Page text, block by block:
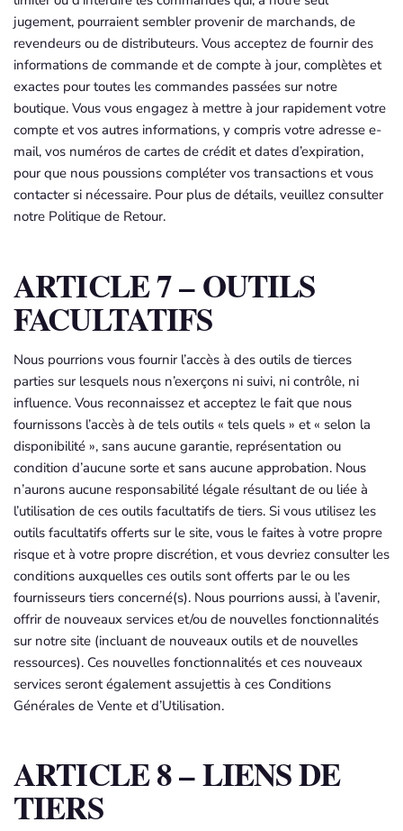
jugement, pourraient sembler provenir de marchands, de
revendeurs ou de distributeurs. Vous acceptez de fournir des
informations de commande et de compte à jour, complètes et
exactes pour toutes les commandes passées sur notre
boutique. Vous vous engagez à mettre à jour rapidement votre
compte et vos autres informations, y compris votre adresse e-
mail, vos numéros de cartes de crédit et dates d’expiration,
pour que nous poussions compléter vos transactions et vous
contacter si nécessaire. Pour plus de détails, veuillez consulter
notre Politique de Retour.
ARTICLE 7 – OUTILS
FACULTATIFS
Nous pourrions vous fournir l’accès à des outils de tierces
parties sur lesquels nous n’exerçons ni suivi, ni contrôle, ni
influence. Vous reconnaissez et acceptez le fait que nous
fournissons l’accès à de tels outils « tels quels » et « selon la
disponibilité », sans aucune garantie, représentation ou
condition d’aucune sorte et sans aucune approbation. Nous
n’aurons aucune responsabilité légale résultant de ou liée à
l’utilisation de ces outils facultatifs de tiers. Si vous utilisez les
outils facultatifs offerts sur le site, vous le faites à votre propre
risque et à votre propre discrétion, et vous devriez consulter les
conditions auxquelles ces outils sont offerts par le ou les
fournisseurs tiers concerné(s). Nous pourrions aussi, à l’avenir,
offrir de nouveaux services et/ou de nouvelles fonctionnalités
sur notre site (incluant de nouveaux outils et de nouvelles
ressources). Ces nouvelles fonctionnalités et ces nouveaux
services seront également assujettis à ces Conditions
Générales de Vente et d’Utilisation.
ARTICLE 8 – LIENS DE
TIERS